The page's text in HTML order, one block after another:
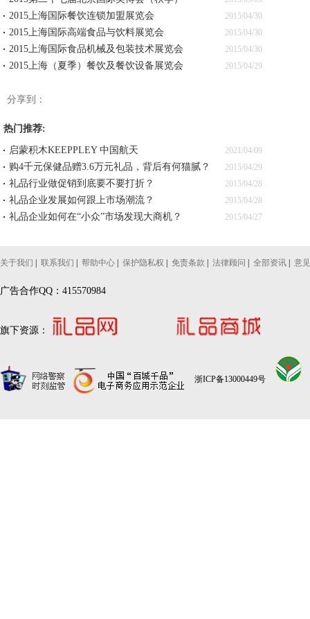
2015上海国际餐饮连锁加盟展览会 2015/04/30
2015上海国际高端食品与饮料展览会 2015/04/30
2015上海国际食品机械及包装技术展览会 2015/04/30
2015上海（夏季）餐饮及餐饮设备展览会 2015/04/29
分享到：
热门推荐:
启蒙积木KEEPPLEY 中国航天 2021/04/09
购4千元保健品赠3.6万元礼品，背后有何猫腻？ 2015/04/29
礼品行业做促销到底要不要打折？ 2015/04/28
礼品企业发展如何跟上市场潮流？ 2015/04/28
礼品企业如何在“小众”市场发现大商机？ 2015/04/27
关于我们 联系我们 帮助中心 保护隐私权 免责条款 法律顾问 全部资讯 意
广告合作QQ：415570984
旗下资源：
浙ICP备13000449号